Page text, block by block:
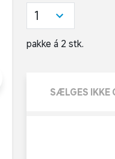
1
pakke á 2 stk.
SÆLGES IKKE